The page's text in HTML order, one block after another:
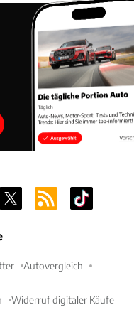
Autovergleich
Widerruf digitaler Käufe